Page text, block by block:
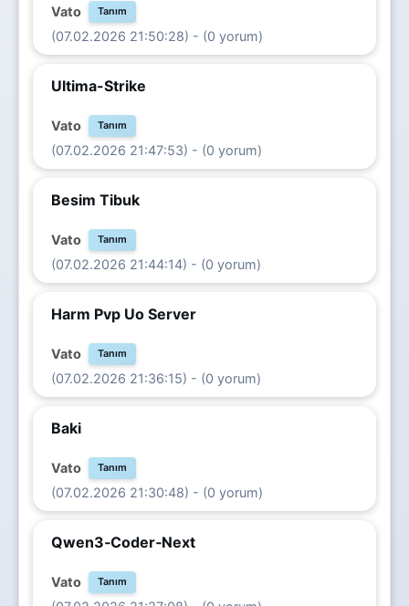
Vato Tanım
(07.02.2026 21:50:28) - (0 yorum)
Ultima-Strike
Vato Tanım
(07.02.2026 21:47:53) - (0 yorum)
Besim Tibuk
Vato Tanım
(07.02.2026 21:44:14) - (0 yorum)
Harm Pvp Uo Server
Vato Tanım
(07.02.2026 21:36:15) - (0 yorum)
Baki
Vato Tanım
(07.02.2026 21:30:48) - (0 yorum)
Qwen3‑Coder‑Next
Vato Tanım